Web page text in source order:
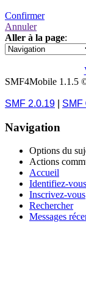
Confirmer
Annuler
Aller à la page:
1
SMF4Mobile 1.1.5
SMF 2.0.19 SMF
Navigation
Options du
Actions
Accueil
Identifiez-vous
Inscrivez-vous
Rechercher
Messages